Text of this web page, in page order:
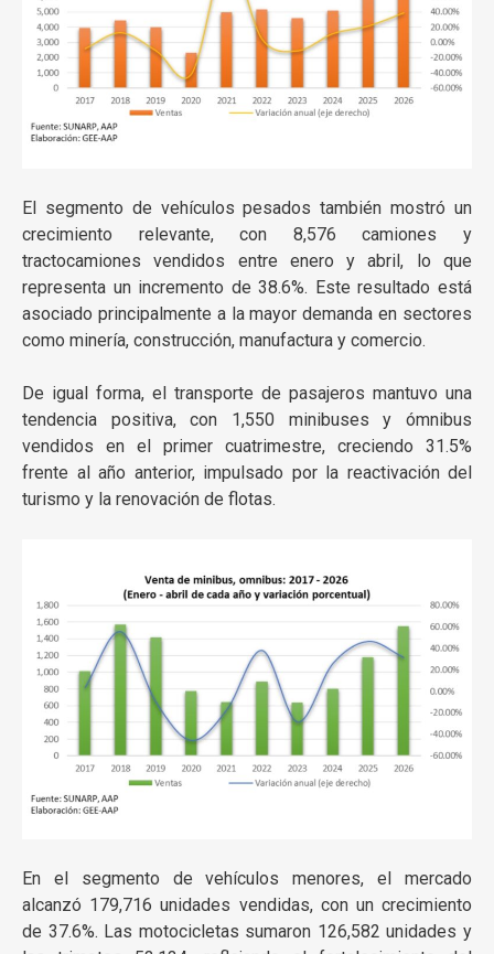
El segmento de vehículos pesados también mostró un
crecimiento relevante, con 8,576 camiones y
tractocamiones vendidos entre enero y abril, lo que
representa un incremento de 38.6%. Este resultado está
asociado principalmente a la mayor demanda en sectores
como minería, construcción, manufactura y comercio.
De igual forma, el transporte de pasajeros mantuvo una
tendencia positiva, con 1,550 minibuses y ómnibus
vendidos en el primer cuatrimestre, creciendo 31.5%
frente al año anterior, impulsado por la reactivación del
turismo y la renovación de flotas.
En el segmento de vehículos menores, el mercado
alcanzó 179,716 unidades vendidas, con un crecimiento
de 37.6%. Las motocicletas sumaron 126,582 unidades y